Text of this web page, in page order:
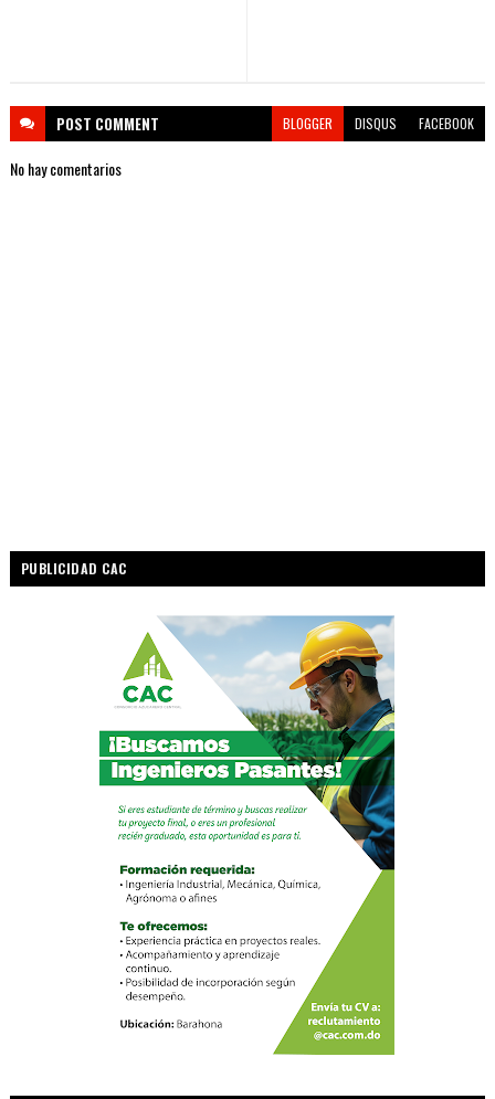
POST COMMENT BLOGGER DISQUS FACEBOOK
No hay comentarios
PUBLICIDAD CAC